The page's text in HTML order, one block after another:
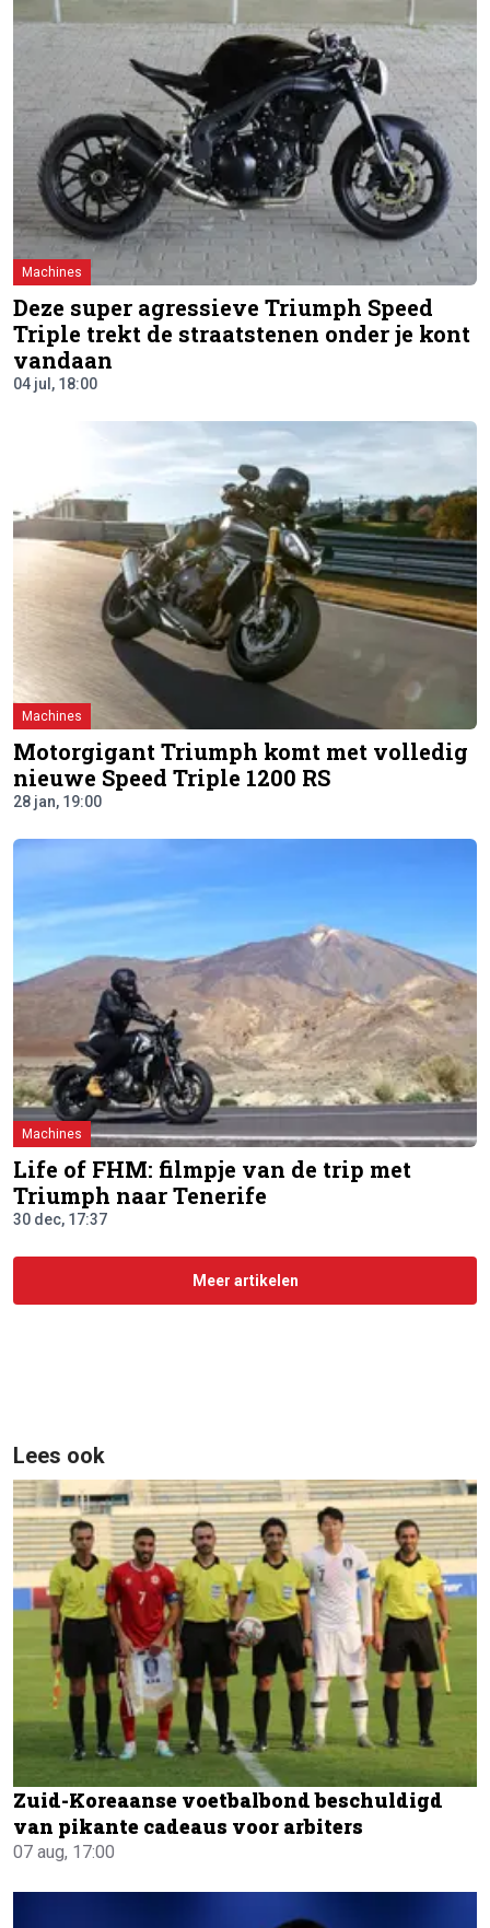
Machines
Deze super agressieve Triumph Speed
Triple trekt de straatstenen onder je kont
vandaan
04 jul, 18:00
Machines
Motorgigant Triumph komt met volledig
nieuwe Speed Triple 1200 RS
28 jan, 19:00
Machines
Life of FHM: filmpje van de trip met
Triumph naar Tenerife
30 dec, 17:37
Meer artikelen
Lees ook
Zuid-Koreaanse voetbalbond beschuldigd
van pikante cadeaus voor arbiters
07 aug, 17:00